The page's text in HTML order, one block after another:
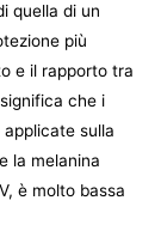
quella di un
più
e il rapporto tra
che i
sulla
la melanina
è molto bassa